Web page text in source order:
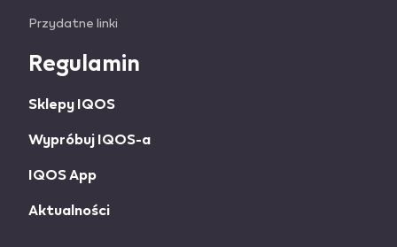
Useful
links
information
Przydatne linki
Regulamin
Sklepy IQOS
Wypróbuj IQOS-a
IQOS App
Aktualności